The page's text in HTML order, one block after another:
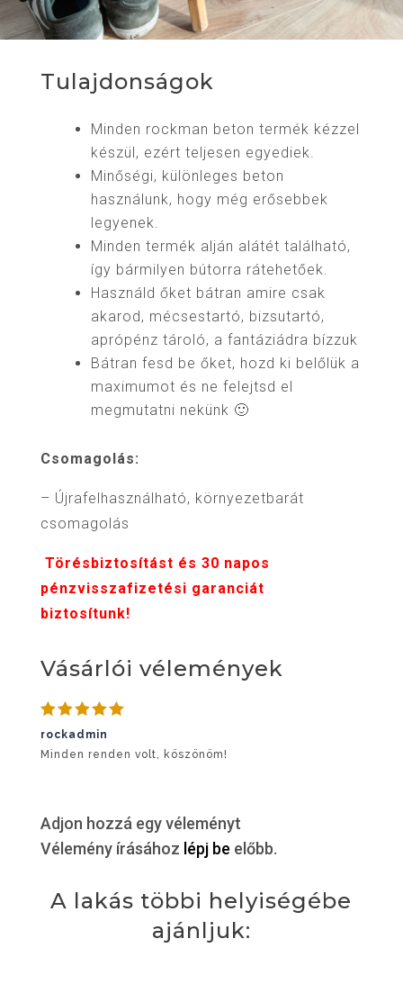
Tulajdonságok
Minden rockman beton termék kézzel
készül, ezért teljesen egyediek.
Minőségi, különleges beton
használunk, hogy még erősebbek
legyenek.
Minden termék alján alátét található,
így bármilyen bútorra rátehetőek.
Használd őket bátran amire csak
akarod, mécsestartó, bizsutartó,
aprópénz tároló, a fantáziádra bízzuk
Bátran fesd be őket, hozd ki belőlük a
maximumot és ne felejtsd el
megmutatni nekünk 🙂
Csomagolás:
– Újrafelhasználható, környezetbarát
csomagolás
Törésbiztosítást és 30 napos
pénzvisszafizetési garanciát
biztosítunk!
Vásárlói vélemények
Értékelés:
rockadmin
Minden renden volt, köszönöm!
Adjon hozzá egy véleményt
Vélemény írásához lépj be előbb.
A lakás többi helyiségébe
ajánljuk: